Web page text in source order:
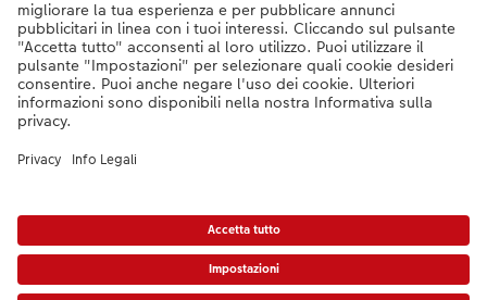
Se hai domande sui prodotti o sull'ordine, non esitare a contattarci dal
lunedì alla domenica dalle 9:00 alle 20:00 (esclusi i giorni festivi) al
numero di telefono044 499 10 35 dal lunedì alla domenica, dalle 9:00 alle
20:00 (festività escluse)
DE|FR|IT
dalistino prezzi.Il prodotto mostrato potrebbe avere un prezzo più alto.